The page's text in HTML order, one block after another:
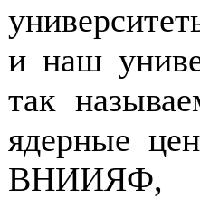
и наш
так
ядерные